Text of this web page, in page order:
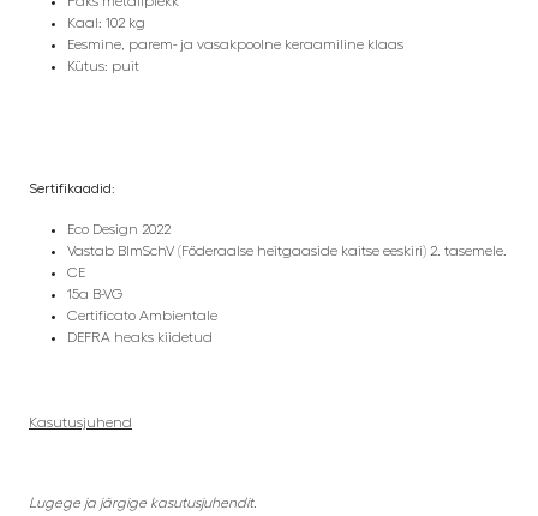
Kaal: 102 kg
Eesmine, parem- ja vasakpoolne keraamiline klaas
Kütus: puit
Sertifikaadid:
Eco Design 2022
Vastab BlmSchV (Föderaalse heitgaaside kaitse eeskiri) 2. tasemele.
CE
15a B-VG
Certificato Ambientale
DEFRA heaks kiidetud
Kasutusjuhend
Lugege ja järgige kasutusjuhendit.